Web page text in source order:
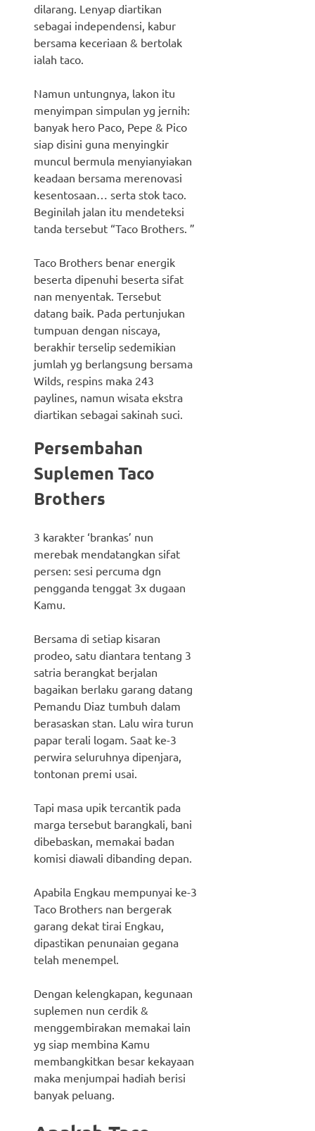
dilarang. Lenyap diartikan
sebagai independensi, kabur
bersama keceriaan & bertolak
ialah taco.
Namun untungnya, lakon itu
menyimpan simpulan yg jernih:
banyak hero Paco, Pepe & Pico
siap disini guna menyingkir
muncul bermula menyianyiakan
keadaan bersama merenovasi
kesentosaan… serta stok taco.
Beginilah jalan itu mendeteksi
tanda tersebut “Taco Brothers. ”
Taco Brothers benar energik
beserta dipenuhi beserta sifat
nan menyentak. Tersebut
datang baik. Pada pertunjukan
tumpuan dengan niscaya,
berakhir terselip sedemikian
jumlah yg berlangsung bersama
Wilds, respins maka 243
paylines, namun wisata ekstra
diartikan sebagai sakinah suci.
Persembahan
Suplemen Taco
Brothers
3 karakter ‘brankas’ nun
merebak mendatangkan sifat
persen: sesi percuma dgn
pengganda tenggat 3x dugaan
Kamu.
Bersama di setiap kisaran
prodeo, satu diantara tentang 3
satria berangkat berjalan
bagaikan berlaku garang datang
Pemandu Diaz tumbuh dalam
berasaskan stan. Lalu wira turun
papar terali logam. Saat ke-3
perwira seluruhnya dipenjara,
tontonan premi usai.
Tapi masa upik tercantik pada
marga tersebut barangkali, bani
dibebaskan, memakai badan
komisi diawali dibanding depan.
Apabila Engkau mempunyai ke-3
Taco Brothers nan bergerak
garang dekat tirai Engkau,
dipastikan penunaian gegana
telah menempel.
Dengan kelengkapan, kegunaan
suplemen nun cerdik &
menggembirakan memakai lain
yg siap membina Kamu
membangkitkan besar kekayaan
maka menjumpai hadiah berisi
banyak peluang.